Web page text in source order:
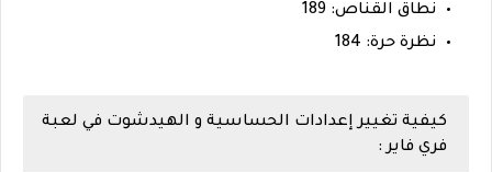
نطاق القناص: 189
نظرة حرة: 184
كيفية تغيير إعدادات الحساسية و الهيدشوت في لعبة
فري فاير :